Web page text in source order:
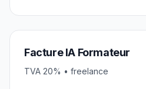
Facture IA Formateur
TVA 20% • freelance